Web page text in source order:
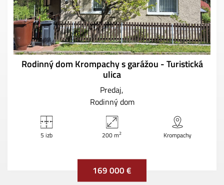
Rodinný dom Krompachy s garážou - Turistická
ulica
Predaj
Rodinný dom
5 izb 200 m2 Krompachy
169 000 €